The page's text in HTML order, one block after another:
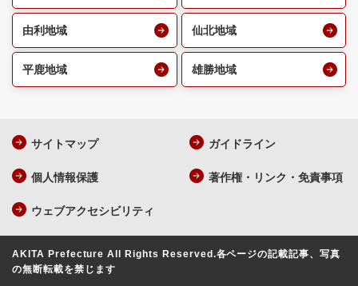
由利地域 仙北地域
平鹿地域 雄勝地域
サイトマップ ガイドライン
個人情報保護 著作権・リンク・免責事項
ウェブアクセシビリティ
AKITA Prefecture All Rights Reserved.各ページの記載記事、写真
の無断転載を禁じます